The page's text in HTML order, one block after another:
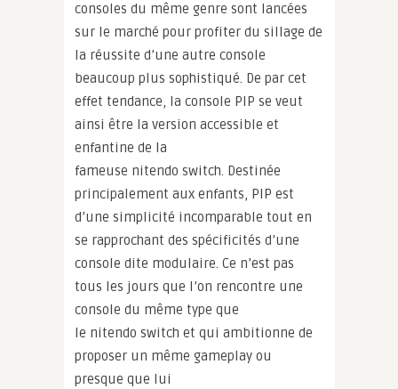
consoles du même genre sont lancées
sur le marché pour profiter du sillage de
la réussite d’une autre console
beaucoup plus sophistiqué. De par cet
effet tendance, la console PIP se veut
ainsi être la version accessible et
enfantine de la
fameuse nitendo switch. Destinée
principalement aux enfants, PIP est
d’une simplicité incomparable tout en
se rapprochant des spécificités d’une
console dite modulaire. Ce n’est pas
tous les jours que l’on rencontre une
console du même type que
le nitendo switch et qui ambitionne de
proposer un même gameplay ou
presque que lui